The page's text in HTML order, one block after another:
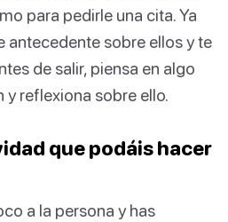
para pedirle una cita. Ya
antecedente sobre ellos y te
de salir, piensa en algo
y reflexiona sobre ello.
que podáis hacer
a la persona y has